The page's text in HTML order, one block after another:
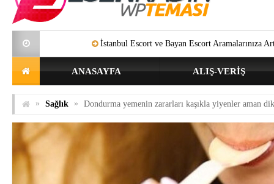
İstanbul Escort ve Bayan Escort Aramalarınıza Artık SON
ANASAYFA ALIŞ-VERIŞ
» Sağlık » Dondurma yemenin zararları kaşıkla yiyenler aman